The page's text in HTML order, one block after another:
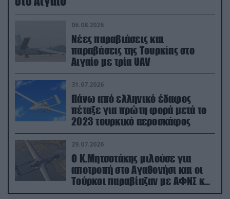
06.08.2026
Νέες παραβιάσεις και
παραβάσεις της Τουρκίας στο
Αιγαίο με τρία UAV
31.07.2026
Πάνω από ελληνικό έδαφος
πέταξε για πρώτη φορά μετά το
2023 τουρκικό αεροσκάφος
29.07.2026
Ο Κ.Μητσοτάκης μιλούσε για
αποτροπή στο Αγαθονήσι και οι
Τούρκοι παραβίαζαν με ΑΦΝΣ και
drone